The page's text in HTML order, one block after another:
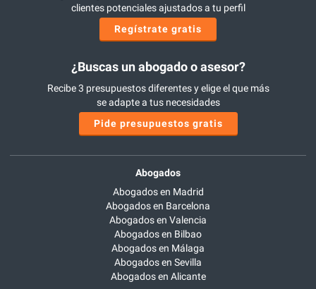
clientes potenciales ajustados a tu perfil
Regístrate gratis
¿Buscas un abogado o asesor?
Recibe 3 presupuestos diferentes y elige el que más
se adapte a tus necesidades
Pide presupuestos gratis
Abogados
Abogados en Madrid
Abogados en Barcelona
Abogados en Valencia
Abogados en Bilbao
Abogados en Málaga
Abogados en Sevilla
Abogados en Alicante